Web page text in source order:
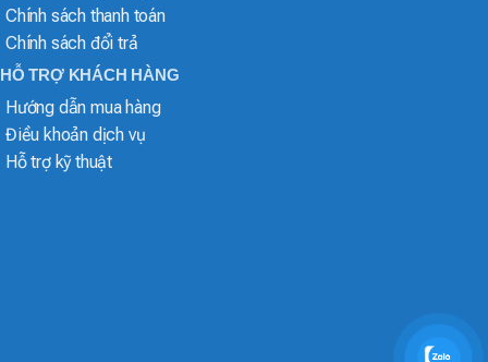
Chính sách thanh toán
Chính sách đổi trả
HỖ TRỢ KHÁCH HÀNG
Hướng dẫn mua hàng
Điều khoản dịch vụ
Hỗ trợ kỹ thuật